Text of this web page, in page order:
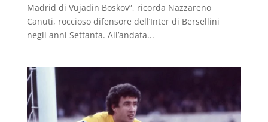
Madrid di Vujadin Boskov”, ricorda Nazzareno
Canuti, roccioso difensore dell’Inter di Bersellini
negli anni Settanta. All’andata...